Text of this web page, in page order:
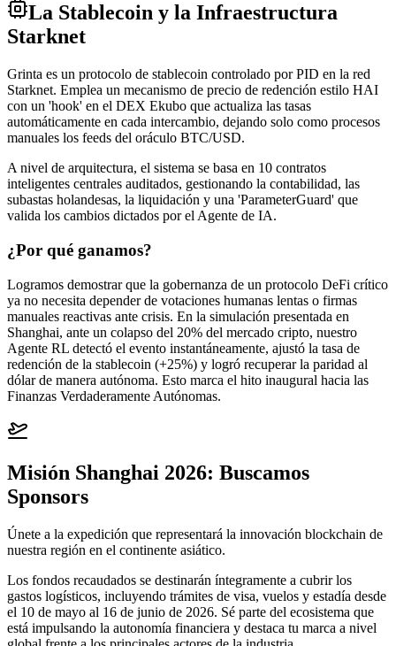
La Stablecoin y la Infraestructura
Starknet
Grinta es un protocolo de stablecoin controlado por PID en la red
Starknet. Emplea un mecanismo de precio de redención estilo HAI
con un 'hook' en el DEX Ekubo que actualiza las tasas
automáticamente en cada intercambio, dejando solo como procesos
manuales los feeds del oráculo BTC/USD.
A nivel de arquitectura, el sistema se basa en 10 contratos
inteligentes centrales auditados, gestionando la contabilidad, las
subastas holandesas, la liquidación y una 'ParameterGuard' que
valida los cambios dictados por el Agente de IA.
¿Por qué ganamos?
Logramos demostrar que la gobernanza de un protocolo DeFi crítico
ya no necesita depender de votaciones humanas lentas o firmas
manuales reactivas ante crisis. En la simulación presentada en
Shanghai, ante un colapso del 20% del mercado cripto, nuestro
Agente RL detectó el evento instantáneamente, ajustó la tasa de
redención de la stablecoin (+25%) y logró recuperar la paridad al
dólar de manera autónoma. Esto marca el hito inaugural hacia las
Finanzas Verdaderamente Autónomas.
Misión Shanghai 2026: Buscamos
Sponsors
Únete a la expedición que representará la innovación blockchain de
nuestra región en el continente asiático.
Los fondos recaudados se destinarán íntegramente a cubrir los
gastos logísticos, incluyendo trámites de visa, vuelos y estadía desde
el 10 de mayo al 16 de junio de 2026. Sé parte del ecosistema que
está impulsando la autonomía financiera y destaca tu marca a nivel